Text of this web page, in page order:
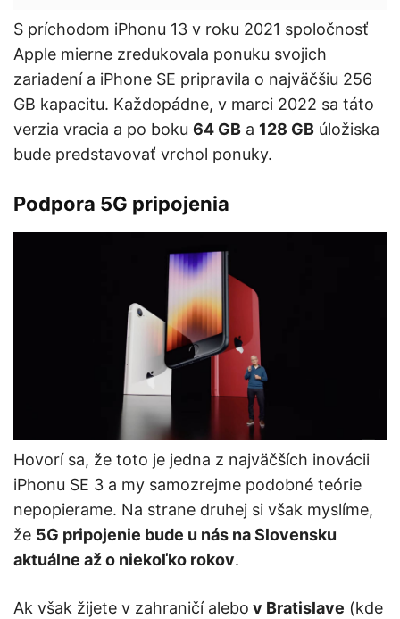
S príchodom iPhonu 13 v roku 2021 spoločnosť
Apple mierne zredukovala ponuku svojich
zariadení a iPhone SE pripravila o najväčšiu 256
GB kapacitu. Každopádne, v marci 2022 sa táto
verzia vracia a po boku 64 GB a 128 GB úložiska
bude predstavovať vrchol ponuky.
Podpora 5G pripojenia
Hovorí sa, že toto je jedna z najväčších inovácii
iPhonu SE 3 a my samozrejme podobné teórie
nepopierame. Na strane druhej si však myslíme,
že 5G pripojenie bude u nás na Slovensku
aktuálne až o niekoľko rokov.
Ak však žijete v zahraničí alebo v Bratislave (kde